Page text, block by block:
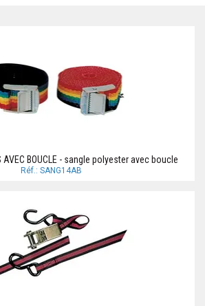
AVEC BOUCLE - sangle polyester avec boucle
Réf.: SANG14AB